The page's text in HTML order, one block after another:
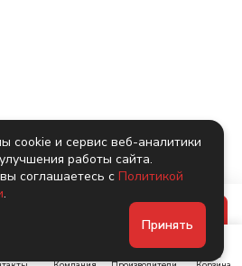
cookie и сервис веб-аналитики
работы сайта.
соглашаетесь с Политикой
.
Принять